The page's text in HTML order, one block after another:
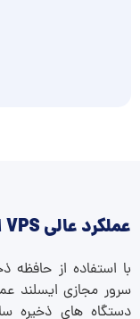
عملکرد عالی VPS ایسلند
سرور مجازی ایسلند